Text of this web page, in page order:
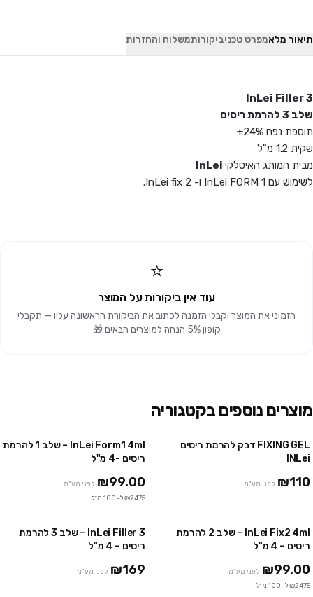
תיאור מלאמפרט טכניביקורותמשלוח והחזרות
InLei Filler 3
שלב 3 להרמת ריסים
תוספת נפח 24%+
שקית 1.2 מ"ל
מבית המותג האיטלקי
לשימוש עם InLei FORM 1 ו- InLei fix 2
.
⭐
עוד אין ביקורות על המוצר
הזמיני את המוצר וקבלי הזמנה לכתוב את הביקורת הראשונה עליו — תקבלי
קופון 5% הנחה למוצרים הבאים 🎁
מוצרים נוספים בקטגוריה
FIXING GEL דבק להרמת ריסים
INLei
₪110 לפני מע"מ
InLei Form1 4ml – שלב 1 להרמת
ריסים -4 מ"ל
₪99.00 לפני מע"מ
₪2475 ל-100 מ״ל
InLei Fix2 4ml – שלב 2 להרמת
ריסים – 4 מ"ל
₪99.00 לפני מע"מ
₪2475 ל-100 מ״ל
InLei Filler 3 – שלב 3 להרמת
ריסים – 4 מ"ל
₪169 לפני מע"מ